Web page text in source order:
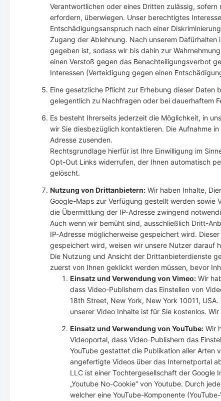
Verantwortlichen oder eines Dritten zulässig,
erfordern, überwiegen. Unser berechtigtes
Entschädigungsanspruch nach einer
Zugang der Ablehnung. Nach unserem
gegeben ist, sodass wir bis dahin zur
einen Verstoß gegen das Benachteiligungsverbot
Interessen (Verteidigung gegen einen
Eine gesetzliche Pflicht zur Erhebung dieser Daten
gelegentlich zu Nachfragen oder bei dauerhaftem
Es besteht Ihrerseits jederzeit die Möglichkeit, in
wir Sie diesbezüglich kontaktieren. Die Aufnahme
Adresse zusenden.
Rechtsgrundlage hierfür ist Ihre Einwilligung im
Opt-Out Links widerrufen, der Ihnen automatisch
gelöscht.
Nutzung von Drittanbietern: Wir haben Inhalte,
Google-Maps zur Verfügung gestellt werden sowie
die Übermittlung der IP-Adresse zwingend
Auch wenn wir bemüht sind, ausschließlich Dritt-
IP-Adresse möglicherweise gespeichert wird.
gespeichert wird, weisen wir unsere Nutzer darauf
Die Nutzung und Ansicht der Drittanbieterdienste
zuerst von Ihnen geklickt werden müssen, bevor
Einsatz und Verwendung von Vimeo: Wir
dass Video-Publishern das Einstellen von
18th Street, New York, New York 10011,
unserer Video Inhalte ist für Sie kostenlos.
Einsatz und Verwendung von YouTube: Wir
Videoportal, dass Video-Publishern das
YouTube gestattet die Publikation aller Arten
angefertigte Videos über das Internetportal
LLC ist einer Tochtergesellschaft der Google
„Youtube No-Cookie“ von Youtube. Durch
welcher eine YouTube-Komponente